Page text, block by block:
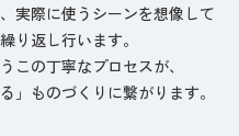
実際に使うシーンを想像して
り返し行います。
の丁寧なプロセスが、
ものづくりに繋がります。